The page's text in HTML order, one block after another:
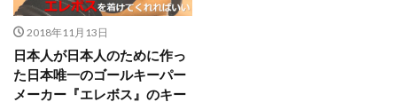
2018年11月13日
日本人が日本人のために作っ
た日本唯一のゴールキーパー
メーカー『エレボス』のキー
ディストリビューション
トップ登録
トレーニング
トレーニングウェア
ドイツサッカー
ドリーム鹿児島